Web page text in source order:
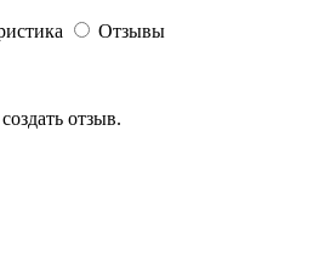
Отзывы
отзыв.